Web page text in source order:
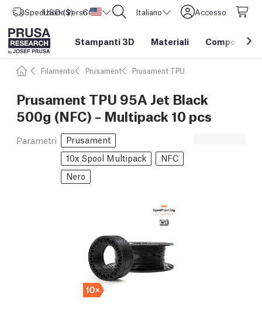
Spedizione verso Stati Uniti d'America
USD ($) CORE One L: Ora disponibile! Italiano Accesso
Stampanti 3D Materiali Componenti
Filamento Prusament Prusament TPU
Prusament TPU 95A Jet Black
500g (NFC) – Multipack 10 pcs
Parametri
Prusament
10x Spool Multipack
NFC
Nero